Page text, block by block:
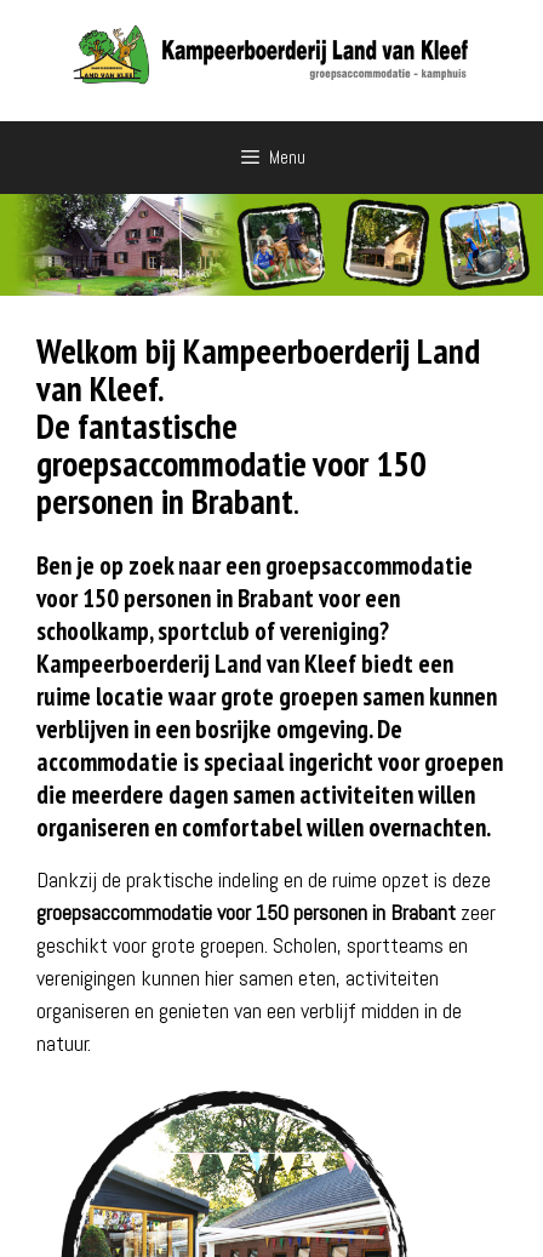
Menu
Welkom bij Kampeerboerderij Land
van Kleef.
De fantastische
groepsaccommodatie voor 150
personen in Brabant.
Ben je op zoek naar eengroepsaccommodatie
voor 150 personen in Brabantvoor een
schoolkamp, sportclub of vereniging?
Kampeerboerderij Land van Kleef biedt een
ruime locatie waar grote groepen samen kunnen
verblijven in een bosrijke omgeving. De
accommodatie is speciaal ingericht voor groepen
die meerdere dagen samen activiteiten willen
organiseren en comfortabel willen overnachten.
Dankzij de praktische indeling en de ruime opzet is deze
groepsaccommodatie voor 150 personen in Brabant zeer
geschikt voor grote groepen. Scholen, sportteams en
verenigingen kunnen hier samen eten, activiteiten
organiseren en genieten van een verblijf midden in de
natuur.